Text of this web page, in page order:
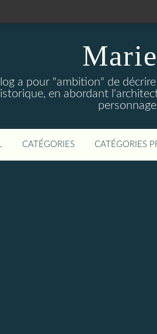
a pour "ambition" de
en abordant
CATÉGORIES CATÉGORIES